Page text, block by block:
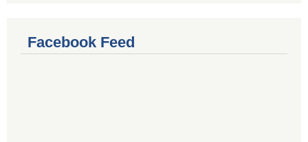
Facebook Feed